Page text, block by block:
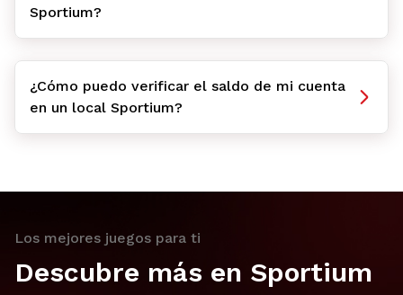
Sportium?
¿Cómo puedo verificar el saldo de mi cuenta
en un local Sportium?
Los mejores juegos para ti
Descubre más en Sportium